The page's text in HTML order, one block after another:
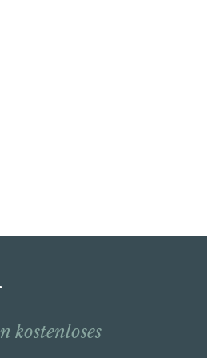
kostenloses